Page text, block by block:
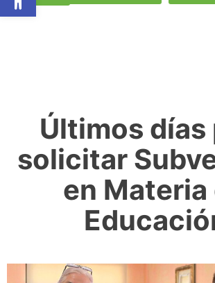
Últimos días
solicitar
en Materia